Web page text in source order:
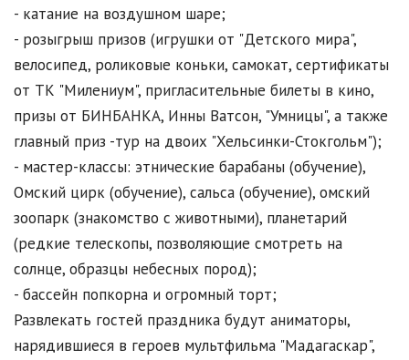
- катание на воздушном шаре;
- розыгрыш призов (игрушки от "Детского мира",
велосипед, роликовые коньки, самокат, сертификаты
от ТК "Милениум", пригласительные билеты в кино,
призы от БИНБАНКА, Инны Ватсон, "Умницы", а также
главный приз -тур на двоих "Хельсинки-Стокгольм");
- мастер-классы: этнические барабаны (обучение),
Омский цирк (обучение), сальса (обучение), омский
зоопарк (знакомство с животными), планетарий
(редкие телескопы, позволяющие смотреть на
солнце, образцы небесных пород);
- бассейн попкорна и огромный торт;
Развлекать гостей праздника будут аниматоры,
нарядившиеся в героев мультфильма "Мадагаскар",